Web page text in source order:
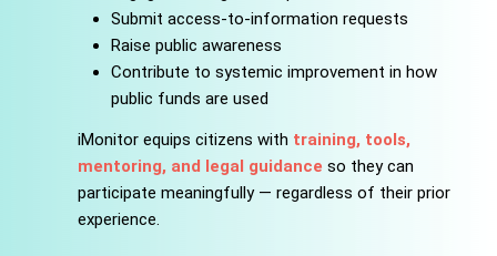
Submit access-to-information requests
Raise public awareness
Contribute to systemic improvement in how
public funds are used
iMonitor equips citizens with training, tools,
mentoring, and legal guidance so they can
participate meaningfully — regardless of their prior
experience.